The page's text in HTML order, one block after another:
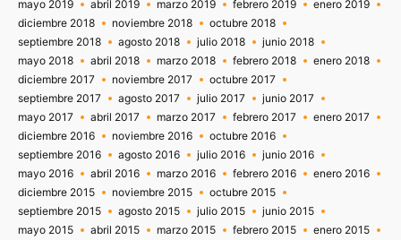
mayo 2019
abril 2019 marzo 2019 febrero 2019
enero 2019
diciembre 2018
noviembre 2018
octubre 2018
septiembre 2018
agosto 2018 julio 2018
junio 2018
mayo 2018
abril 2018 marzo 2018 febrero 2018
enero 2018
diciembre 2017
noviembre 2017
octubre 2017
septiembre 2017
agosto 2017 julio 2017
junio 2017
mayo 2017
abril 2017 marzo 2017 febrero 2017
enero 2017
diciembre 2016
noviembre 2016
octubre 2016
septiembre 2016
agosto 2016 julio 2016
junio 2016
mayo 2016
abril 2016 marzo 2016 febrero 2016
enero 2016
diciembre 2015
noviembre 2015
octubre 2015
septiembre 2015
agosto 2015 julio 2015
junio 2015
mayo 2015
abril 2015 marzo 2015 febrero 2015 enero 2015